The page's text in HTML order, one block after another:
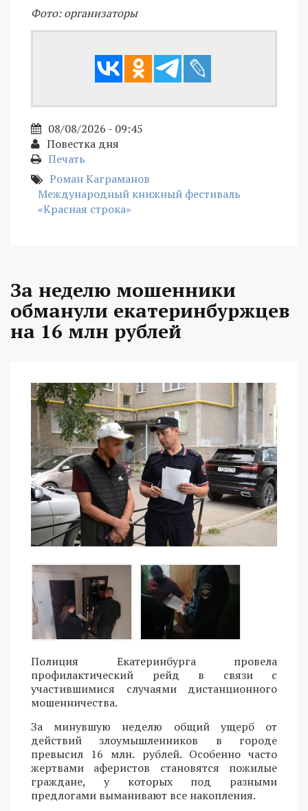
Фото: организаторы
08/08/2026 - 09:45
Повестка дня
Печать
Роман Каграманов
Международный книжный фестиваль
«Красная строка»
За неделю мошенники
обманули екатеринбуржцев
на 16 млн рублей
Полиция Екатеринбурга провела
профилактический рейд в связи с
участившимися случаями дистанционного
мошенничества.
За минувшую неделю общий ущерб от
действий злоумышленников в городе
превысил 16 млн. рублей. Особенно часто
жертвами аферистов становятся пожилые
граждане, у которых под разными
предлогами выманивают все накопления.